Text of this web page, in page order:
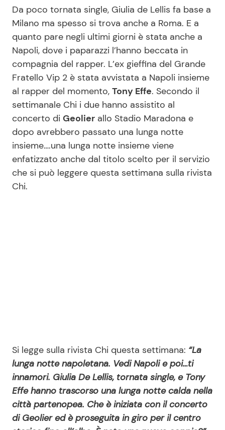
Da poco tornata single, Giulia de Lellis fa base a
Milano ma spesso si trova anche a Roma. E a
quanto pare negli ultimi giorni è stata anche a
Napoli, dove i paparazzi l’hanno beccata in
compagnia del rapper. L’ex gieffina del Grande
Fratello Vip 2 è stata avvistata a Napoli insieme
al rapper del momento, Tony Effe. Secondo il
settimanale Chi i due hanno assistito al
concerto di Geolier allo Stadio Maradona e
dopo avrebbero passato una lunga notte
insieme….una lunga notte insieme viene
enfatizzato anche dal titolo scelto per il servizio
che si può leggere questa settimana sulla rivista
Chi.
Si legge sulla rivista Chi questa settimana: “La
lunga notte napoletana. Vedi Napoli e poi…ti
innamori. Giulia De Lellis, tornata single, e Tony
Effe hanno trascorso una lunga notte calda nella
città partenopea. Che è iniziata con il concerto
di Geolier ed è proseguita in giro per il centro